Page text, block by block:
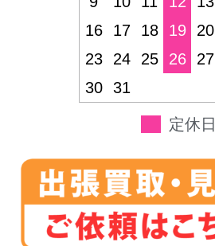
16
17 18 19 20
23
24 25 26 27
30
31
定休日